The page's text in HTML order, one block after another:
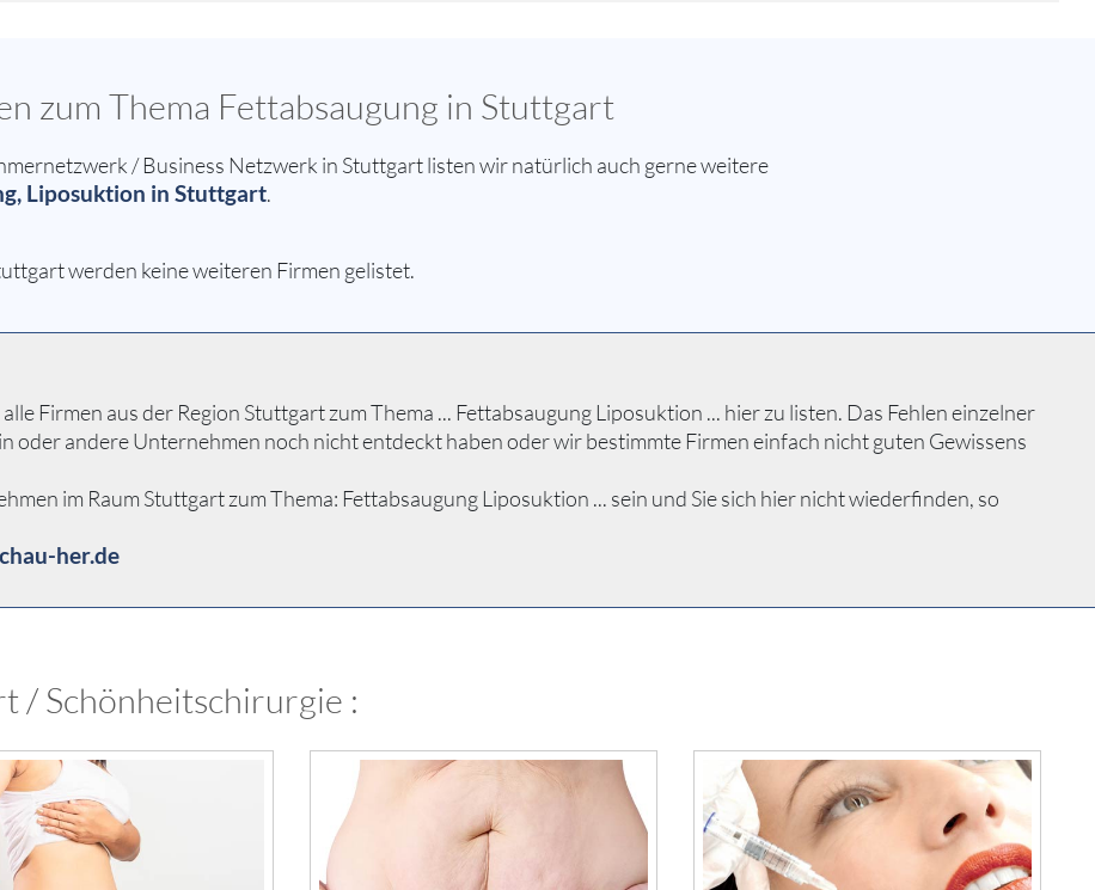
zum Thema Fettabsaugung in Stuttgart
/ Business Netzwerk in Stuttgart listen wir natürlich auch gerne weitere
Liposuktion in Stuttgart.
werden keine weiteren Firmen gelistet.
Firmen aus der Region Stuttgart zum Thema ... Fettabsaugung Liposuktion ... hier zu listen. Das Fehlen einzelner
oder andere Unternehmen noch nicht entdeckt haben oder wir bestimmte Firmen einfach nicht guten Gewissens
im Raum Stuttgart zum Thema: Fettabsaugung Liposuktion ... sein und Sie sich hier nicht wiederfinden, so
her.de
/ Schönheitschirurgie :